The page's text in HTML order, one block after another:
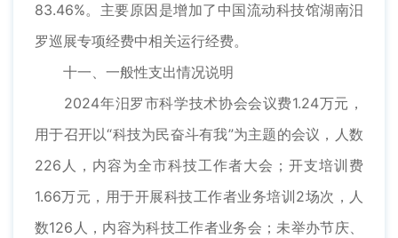
83.46%。主要原因是增加了中国流动科技馆湖南汨
罗巡展专项经费中相关运行经费。
十一、一般性支出情况说明
2024年汨罗市科学技术协会会议费1.24万元，
用于召开以“科技为民奋斗有我”为主题的会议，人数
226人，内容为全市科技工作者大会；开支培训费
1.66万元，用于开展科技工作者业务培训2场次，人
数126人，内容为科技工作者业务会；未举办节庆、